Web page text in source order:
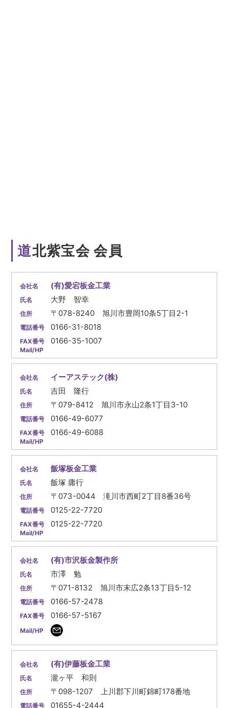
道北紫宝会 会員
(有)愛宕板金工業
大野 智幸
〒078-8240 旭川市豊岡10条5丁目2-1
0166-31-8018
0166-35-1007
イーアステック(株)
吉田 隆行
〒079-8412 旭川市永山2条1丁目3-10
0166-49-6077
0166-49-6088
飯塚板金工業
飯塚 庸行
〒073-0044 滝川市西町2丁目8番36号
0125-22-7720
0125-22-7720
(有)市沢板金製作所
市澤 勉
〒071-8132 旭川市末広2条13丁目5-12
0166-57-2478
0166-57-5167
(有)伊藤板金工業
瀧ヶ平 和則
〒098-1207 上川郡下川町錦町178番地
01655-4-2444